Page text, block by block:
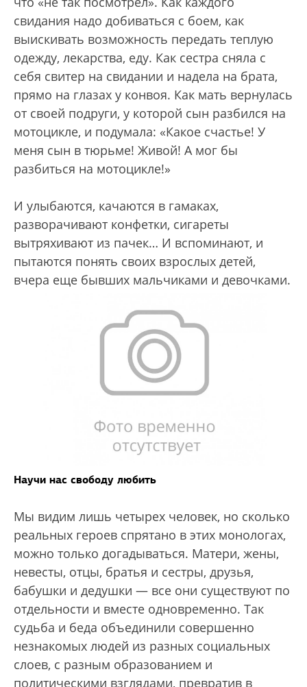
свидания надо добиваться с боем, как
выискивать возможность передать теплую
одежду, лекарства, еду. Как сестра сняла с
себя свитер на свидании и надела на брата,
прямо на глазах у конвоя. Как мать вернулась
от своей подруги, у которой сын разбился на
мотоцикле, и подумала: «Какое счастье! У
меня сын в тюрьме! Живой! А мог бы
разбиться на мотоцикле!»
И улыбаются, качаются в гамаках,
разворачивают конфетки, сигареты
вытряхивают из пачек… И вспоминают, и
пытаются понять своих взрослых детей,
вчера еще бывших мальчиками и девочками.
Научи нас свободу любить
Мы видим лишь четырех человек, но сколько
реальных героев спрятано в этих монологах,
можно только догадываться. Матери, жены,
невесты, отцы, братья и сестры, друзья,
бабушки и дедушки — все они существуют по
отдельности и вместе одновременно. Так
судьба и беда объединили совершенно
незнакомых людей из разных социальных
слоев, с разным образованием и
политическими взглядами, превратив в